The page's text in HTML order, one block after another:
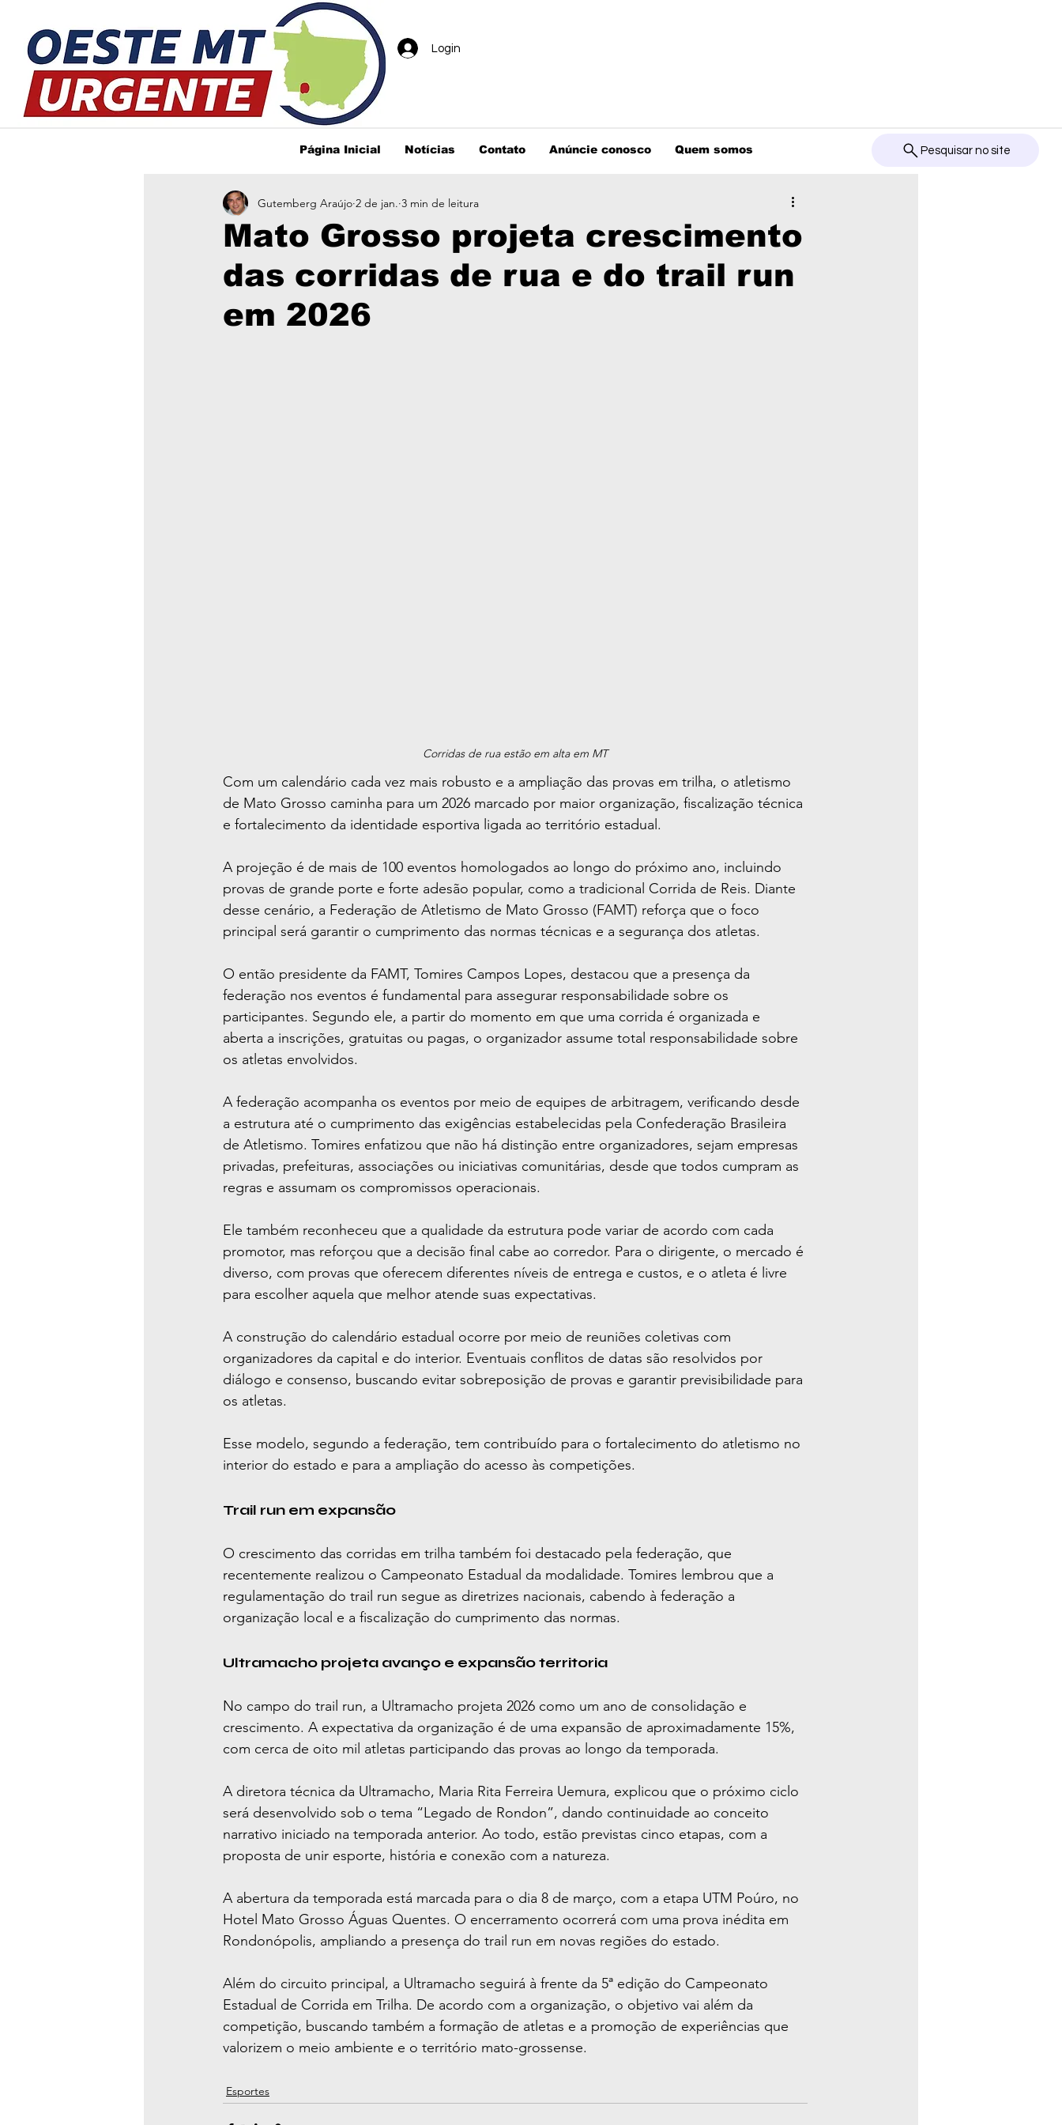
Login
Página Inicial Notícias Contato Anúncie conosco Quem somos Pesquisar no site
Mato Grosso projeta crescimento
das corridas de rua e do trail run
em 2026
Gutemberg Araújo 2 de jan. 3 min de leitura
Corridas de rua estão em alta em MT
Com um calendário cada vez mais robusto e a ampliação das provas em trilha, o atletismo
de Mato Grosso caminha para um 2026 marcado por maior organização, fiscalização técnica
e fortalecimento da identidade esportiva ligada ao território estadual.
A projeção é de mais de 100 eventos homologados ao longo do próximo ano, incluindo
provas de grande porte e forte adesão popular, como a tradicional Corrida de Reis. Diante
desse cenário, a Federação de Atletismo de Mato Grosso (FAMT) reforça que o foco
principal será garantir o cumprimento das normas técnicas e a segurança dos atletas.
O então presidente da FAMT, Tomires Campos Lopes, destacou que a presença da
federação nos eventos é fundamental para assegurar responsabilidade sobre os
participantes. Segundo ele, a partir do momento em que uma corrida é organizada e
aberta a inscrições, gratuitas ou pagas, o organizador assume total responsabilidade sobre
os atletas envolvidos.
A federação acompanha os eventos por meio de equipes de arbitragem, verificando desde
a estrutura até o cumprimento das exigências estabelecidas pela Confederação Brasileira
de Atletismo. Tomires enfatizou que não há distinção entre organizadores, sejam empresas
privadas, prefeituras, associações ou iniciativas comunitárias, desde que todos cumpram as
regras e assumam os compromissos operacionais.
Ele também reconheceu que a qualidade da estrutura pode variar de acordo com cada
promotor, mas reforçou que a decisão final cabe ao corredor. Para o dirigente, o mercado é
diverso, com provas que oferecem diferentes níveis de entrega e custos, e o atleta é livre
para escolher aquela que melhor atende suas expectativas.
A construção do calendário estadual ocorre por meio de reuniões coletivas com
organizadores da capital e do interior. Eventuais conflitos de datas são resolvidos por
diálogo e consenso, buscando evitar sobreposição de provas e garantir previsibilidade para
os atletas.
Esse modelo, segundo a federação, tem contribuído para o fortalecimento do atletismo no
interior do estado e para a ampliação do acesso às competições.
Trail run em expansão
O crescimento das corridas em trilha também foi destacado pela federação, que
recentemente realizou o Campeonato Estadual da modalidade. Tomires lembrou que a
regulamentação do trail run segue as diretrizes nacionais, cabendo à federação a
organização local e a fiscalização do cumprimento das normas.
Ultramacho projeta avanço e expansão territoria
No campo do trail run, a Ultramacho projeta 2026 como um ano de consolidação e
crescimento. A expectativa da organização é de uma expansão de aproximadamente 15%,
com cerca de oito mil atletas participando das provas ao longo da temporada.
A diretora técnica da Ultramacho, Maria Rita Ferreira Uemura, explicou que o próximo ciclo
será desenvolvido sob o tema “Legado de Rondon”, dando continuidade ao conceito
narrativo iniciado na temporada anterior. Ao todo, estão previstas cinco etapas, com a
proposta de unir esporte, história e conexão com a natureza.
A abertura da temporada está marcada para o dia 8 de março, com a etapa UTM Poúro, no
Hotel Mato Grosso Águas Quentes. O encerramento ocorrerá com uma prova inédita em
Rondonópolis, ampliando a presença do trail run em novas regiões do estado.
Além do circuito principal, a Ultramacho seguirá à frente da 5ª edição do Campeonato
Estadual de Corrida em Trilha. De acordo com a organização, o objetivo vai além da
competição, buscando também a formação de atletas e a promoção de experiências que
valorizem o meio ambiente e o território mato-grossense.
Esportes